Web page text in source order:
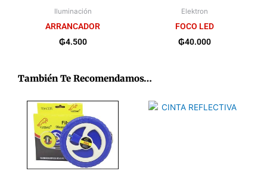
Iluminación
ARRANCADOR
₲4.500
Elektron
FOCO LED
₲40.000
También Te Recomendamos…